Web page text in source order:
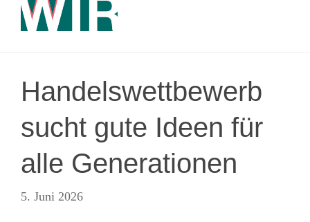
Handelswettbewerb
sucht gute Ideen für
alle Generationen
5. Juni 2026